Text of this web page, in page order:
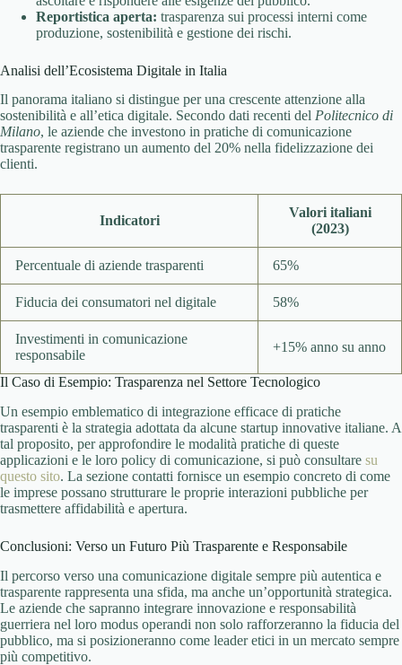
Reportistica aperta: trasparenza sui processi interni come
produzione, sostenibilità e gestione dei rischi.
Analisi dell’Ecosistema Digitale in Italia
Il panorama italiano si distingue per una crescente attenzione alla
sostenibilità e all’etica digitale. Secondo dati recenti del Politecnico di
Milano, le aziende che investono in pratiche di comunicazione
trasparente registrano un aumento del 20% nella fidelizzazione dei
clienti.
Indicatori
Valori italiani
(2023)
Percentuale di aziende trasparenti 65%
Fiducia dei consumatori nel digitale 58%
Investimenti in comunicazione
responsabile
+15% anno su anno
Il Caso di Esempio: Trasparenza nel Settore Tecnologico
Un esempio emblematico di integrazione efficace di pratiche
trasparenti è la strategia adottata da alcune startup innovative italiane. A
tal proposito, per approfondire le modalità pratiche di queste
applicazioni e le loro policy di comunicazione, si può consultare su
questo sito. La sezione contatti fornisce un esempio concreto di come
le imprese possano strutturare le proprie interazioni pubbliche per
trasmettere affidabilità e apertura.
Conclusioni: Verso un Futuro Più Trasparente e Responsabile
Il percorso verso una comunicazione digitale sempre più autentica e
trasparente rappresenta una sfida, ma anche un’opportunità strategica.
Le aziende che sapranno integrare innovazione e responsabilità
guerriera nel loro modus operandi non solo rafforzeranno la fiducia del
pubblico, ma si posizioneranno come leader etici in un mercato sempre
più competitivo.